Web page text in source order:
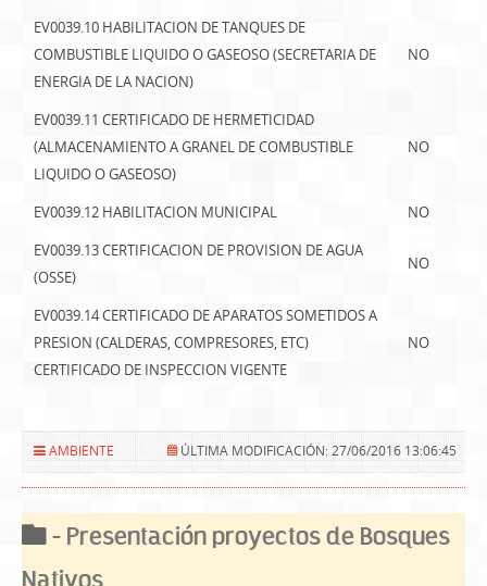
EV0039.10 HABILITACION DE TANQUES DE
COMBUSTIBLE LIQUIDO O GASEOSO (SECRETARIA DE
ENERGIA DE LA NACION)
NO
EV0039.11 CERTIFICADO DE HERMETICIDAD
(ALMACENAMIENTO A GRANEL DE COMBUSTIBLE
LIQUIDO O GASEOSO)
NO
EV0039.12 HABILITACION MUNICIPAL
NO
EV0039.13 CERTIFICACION DE PROVISION DE AGUA
(OSSE)
NO
EV0039.14 CERTIFICADO DE APARATOS SOMETIDOS A
PRESION (CALDERAS, COMPRESORES, ETC)
CERTIFICADO DE INSPECCION VIGENTE
NO
AMBIENTE ÚLTIMA MODIFICACIÓN: 27/06/2016 13:06:45
- Presentación proyectos de Bosques